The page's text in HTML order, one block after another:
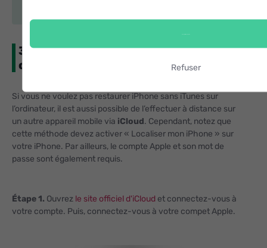
3. Réinitialiser l’iPhone sans code sans
ordinateur avec iCloud
Si vous ne voulez pas restaurer iPhone sans iTunes sur
l’ordinateur, il est aussi possible de l’effectuer à distance sur
un autre appareil mobile via iCloud. Cependant, notez que
cette méthode devez activer « Localiser mon iPhone » sur
votre iPhone. Par ailleurs, le compte Apple et son mot de
passe sont également requis.
Étape 1. Ouvrez le site officiel d'iCloud et connectez-vous à
votre compte. Puis, connectez-vous à votre compet Apple.
Refuser